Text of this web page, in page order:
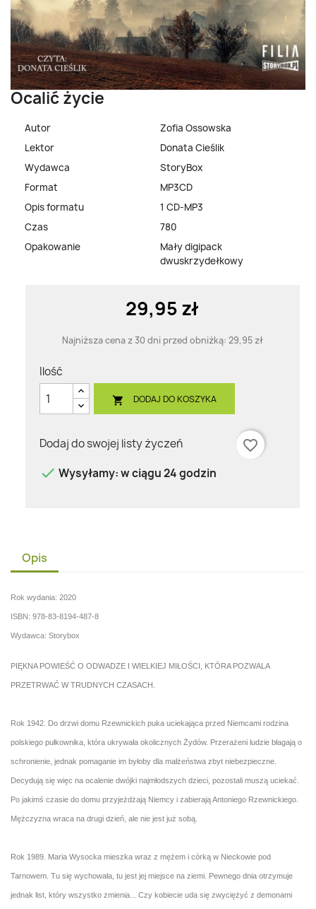
Ocalić życie
Autor
Zofia Ossowska
Lektor
Donata Cieślik
Wydawca
StoryBox
Format
MP3CD
Opis formatu
1 CD-MP3
Czas
780
Opakowanie
Mały digipack
dwuskrzydełkowy
29,95 zł
Najniższa cena z 30 dni przed obniżką: 29,95 zł
Ilość
 DODAJ DO KOSZYKA
Dodaj do swojej listy życzeń
favorite_border
 Wysyłamy: w ciągu 24 godzin
Opis
Rok wydania: 2020
ISBN: 978-83-8194-487-8
Wydawca: Storybox
PIĘKNA POWIEŚĆ O ODWADZE I WIELKIEJ MIŁOŚCI, KTÓRA POZWALA
PRZETRWAĆ W TRUDNYCH CZASACH.
Rok 1942. Do drzwi domu Rzewnickich puka uciekająca przed Niemcami rodzina
polskiego pułkownika, która ukrywała okolicznych Żydów. Przerażeni ludzie błagają o
schronienie, jednak pomaganie im byłoby dla małżeństwa zbyt niebezpieczne.
Decydują się więc na ocalenie dwójki najmłodszych dzieci, pozostali muszą uciekać.
Po jakimś czasie do domu przyjeżdżają Niemcy i zabierają Antoniego Rzewnickiego.
Mężczyzna wraca na drugi dzień, ale nie jest już sobą.
Rok 1989. Maria Wysocka mieszka wraz z mężem i córką w Nieckowie pod
Tarnowem. Tu się wychowała, tu jest jej miejsce na ziemi. Pewnego dnia otrzymuje
jednak list, który wszystko zmienia... Czy kobiecie uda się zwyciężyć z demonami